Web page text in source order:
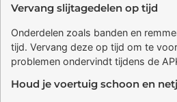
Vervang slijtagedelen op tijd
Onderdelen zoals banden en
tijd. Vervang deze op tijd om te
problemen ondervindt tijdens de
Houd je voertuig schoon en